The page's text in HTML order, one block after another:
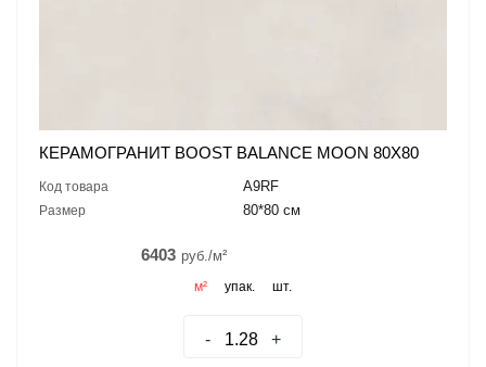
КЕРАМОГРАНИТ BOOST BALANCE MOON 80X80
Код товара A9RF
Размер 80*80 см
6403 руб./м²
м² упак. шт.
- +